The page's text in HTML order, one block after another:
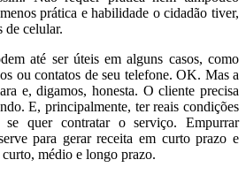
prática e habilidade o cidadão tiver,
de celular.
até ser úteis em alguns casos, como
ou contatos de seu telefone. OK. Mas a
e, digamos, honesta. O cliente precisa
E, principalmente, ter reais condições
se quer contratar o serviço. Empurrar
para gerar receita em curto prazo e
médio e longo prazo.